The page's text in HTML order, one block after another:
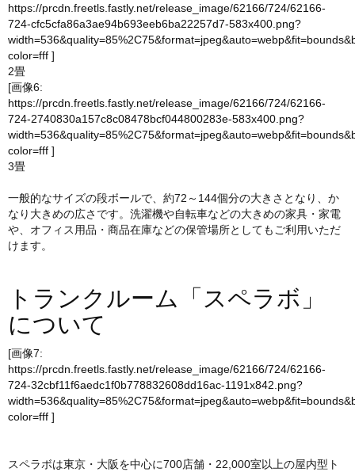
https://prcdn.freetls.fastly.net/release_image/62166/724/62166-
724-cfc5cfa86a3ae94b693eeb6ba22257d7-583x400.png?
color=fff ]
2畳
[画像6:
https://prcdn.freetls.fastly.net/release_image/62166/724/62166-
724-2740830a157c8c08478bcf044800283e-583x400.png?
color=fff ]
3畳
一般的なサイズの段ボールで、約72～144個分の大きさとなり、か
なり大きめの広さです。洗濯機や自転車などの大きめの家具・家電
や、オフィス用品・商品在庫などの保管場所としてもご利用いただ
けます。
トランクルーム「スペラボ」
について
[画像7:
https://prcdn.freetls.fastly.net/release_image/62166/724/62166-
724-32cbf11f6aedc1f0b778832608dd16ac-1191x842.png?
color=fff ]
スペラボは東京・大阪を中心に700店舗・22,000室以上の屋内型ト